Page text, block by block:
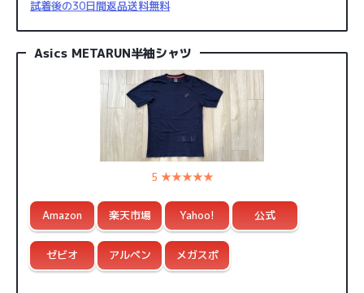
試着後の30日間返品送料無料
Asics METARUN半袖シャツ
5 ★★★★★
Amazon 楽天市場 Yahoo! 公式
ゼビオ アルペン メガスポ